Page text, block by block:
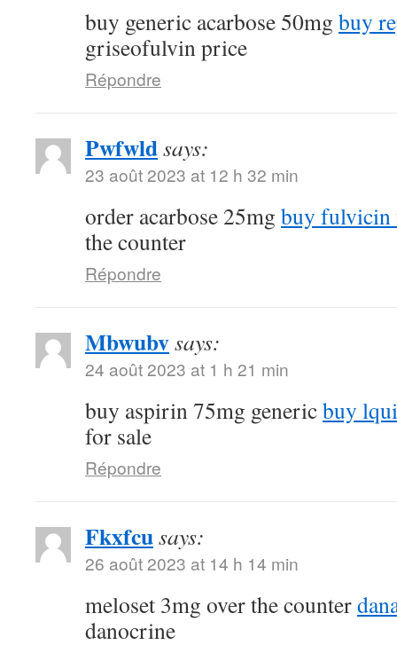
buy generic acarbose 50mg buy
griseofulvin price
Répondre
Pwfwldsays:
23 août 2023 at 12 h 32 min
order acarbose 25mg buy fulvicin
the counter
Répondre
Mbwubvsays:
24 août 2023 at 1 h 21 min
buy aspirin 75mg genericbuy
for sale
Répondre
Fkxfcusays:
26 août 2023 at 14 h 14 min
meloset 3mg over the counter
danocrine